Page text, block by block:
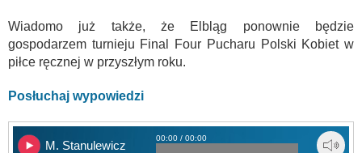
Wiadomo już także, że Elbląg ponownie będzie
gospodarzem turnieju Final Four Pucharu Polski Kobiet w
piłce ręcznej w przyszłym roku.
Posłuchaj wypowiedzi
M. Stanulewicz
00:00 / 00:00